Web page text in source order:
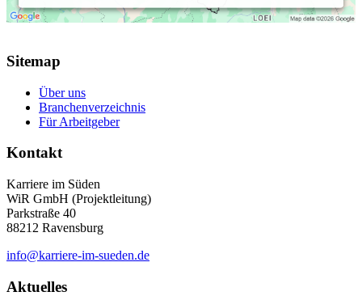
Sitemap
Über uns
Branchenverzeichnis
Für Arbeitgeber
Kontakt
Karriere im Süden
WiR GmbH (Projektleitung)
Parkstraße 40
88212 Ravensburg
info@karriere-im-sueden.de
Aktuelles